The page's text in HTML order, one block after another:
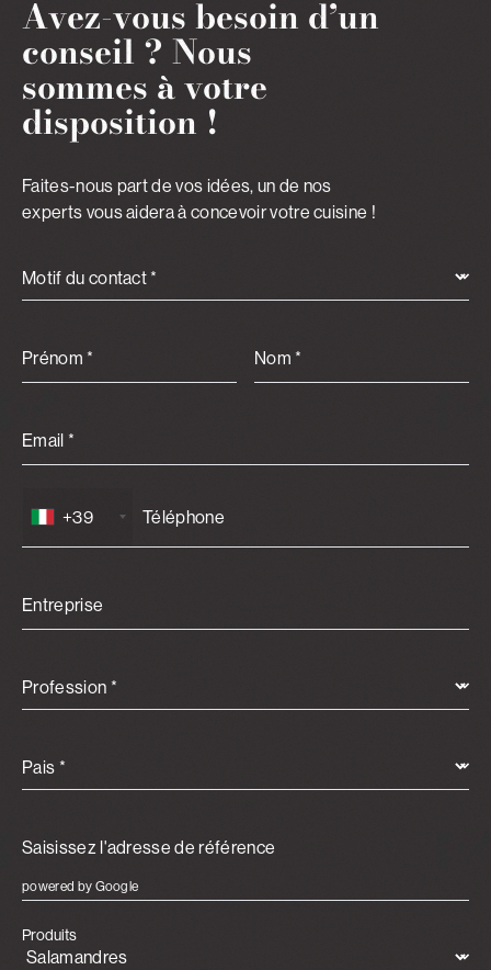
Avez-vous besoin d’un
conseil ? Nous
sommes à votre
disposition !
Faites-nous part de vos idées, un de nos
experts vous aidera à concevoir votre cuisine !
Motif du contact *
Prénom * Nom *
Email *
+39
Entreprise
Profession *
Pais *
powered by Google
Produits